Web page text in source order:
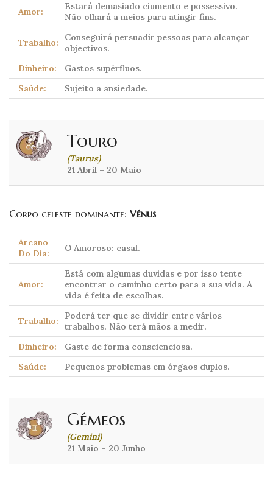
Amor:
Estará demasiado ciumento e possessivo.
Não olhará a meios para atingir fins.
Trabalho:
Conseguirá persuadir pessoas para alcançar
objectivos.
Dinheiro:
Gastos supérfluos.
Saúde:
Sujeito a ansiedade.
Touro
(Taurus)
21 Abril – 20 Maio
Corpo celeste dominante: Vénus
Arcano
Do Dia:
O Amoroso: casal.
Amor:
Está com algumas duvidas e por isso tente
encontrar o caminho certo para a sua vida. A
vida é feita de escolhas.
Trabalho:
Poderá ter que se dividir entre vários
trabalhos. Não terá mãos a medir.
Dinheiro:
Gaste de forma conscienciosa.
Saúde:
Pequenos problemas em órgãos duplos.
Gémeos
(Gemini)
21 Maio – 20 Junho